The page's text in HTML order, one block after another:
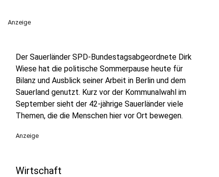
Anzeige
Der Sauerländer SPD-Bundestagsabgeordnete Dirk
Wiese hat die politische Sommerpause heute für
Bilanz und Ausblick seiner Arbeit in Berlin und dem
Sauerland genutzt. Kurz vor der Kommunalwahl im
September sieht der 42-jährige Sauerländer viele
Themen, die die Menschen hier vor Ort bewegen.
Anzeige
Wirtschaft